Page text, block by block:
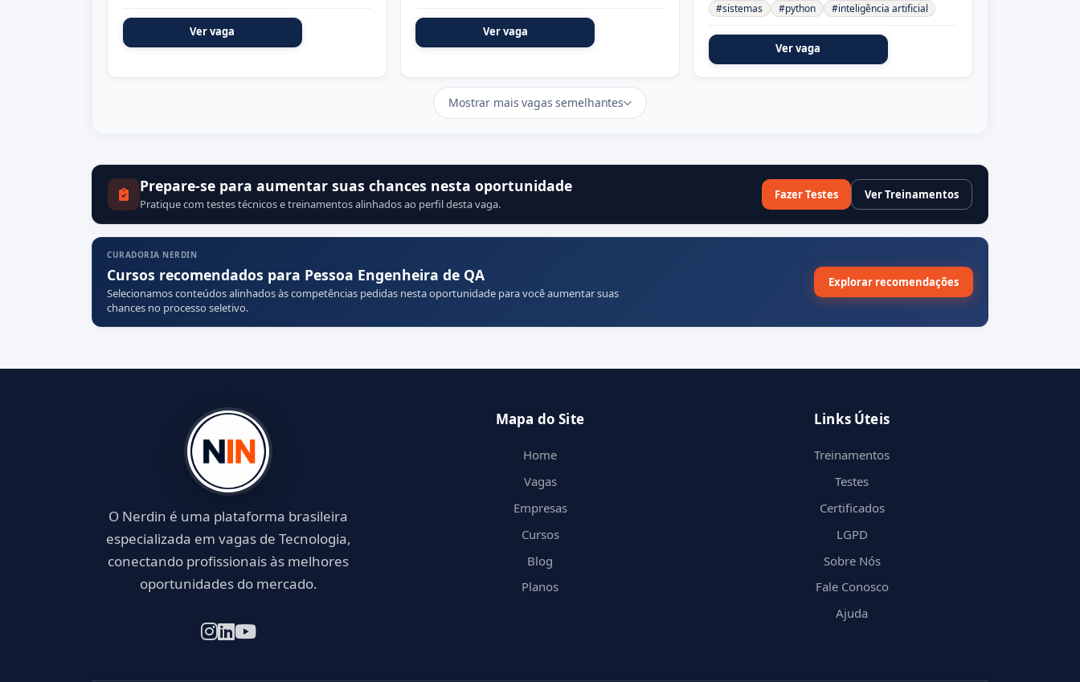
Ver vaga Ver vaga
#sistemas
#python #inteligência artificial
Ver vaga
Mostrar mais vagas semelhantes
Prepare-se para aumentar suas chances nesta oportunidade
Pratique com testes técnicos e treinamentos alinhados ao perfil desta vaga.
Fazer Testes Ver Treinamentos
CURADORIA NERDIN
Cursos recomendados para Pessoa Engenheira de QA
Selecionamos conteúdos alinhados às competências pedidas nesta oportunidade para você aumentar suas
chances no processo seletivo.
Explorar recomendações
O Nerdin é uma plataforma brasileira
especializada em vagas de Tecnologia,
conectando profissionais às melhores
oportunidades do mercado.
Mapa do Site
Home
Vagas
Empresas
Cursos
Blog
Planos
Links Úteis
Treinamentos
Testes
Certificados
LGPD
Sobre Nós
Fale Conosco
Ajuda